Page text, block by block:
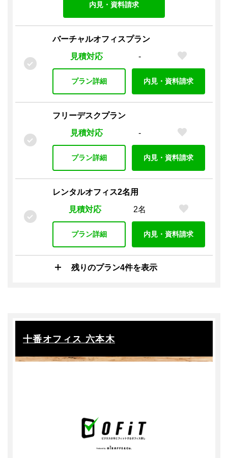
内見・資料請求
バーチャルオフィスプラン
見積対応
-
プラン詳細 内見・資料請求
フリーデスクプラン
見積対応
-
プラン詳細 内見・資料請求
レンタルオフィス2名用
見積対応
2名
プラン詳細 内見・資料請求
残りのプラン4件を表示
十番オフィス 六本木